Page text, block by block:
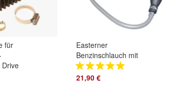
für
Drive
Easterner
Benzinschlauch mit
Pumpball
Aussenborder
21,90 €